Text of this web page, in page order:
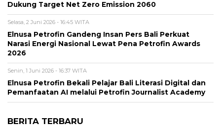
Dukung Target Net Zero Emission 2060
Selasa, 2 Juni 2026 - 16:45 WITA
Elnusa Petrofin Gandeng Insan Pers Bali Perkuat
Narasi Energi Nasional Lewat Pena Petrofin Awards
2026
Senin, 1 Juni 2026 - 16:37 WITA
Elnusa Petrofin Bekali Pelajar Bali Literasi Digital dan
Pemanfaatan AI melalui Petrofin Journalist Academy
BERITA TERBARU